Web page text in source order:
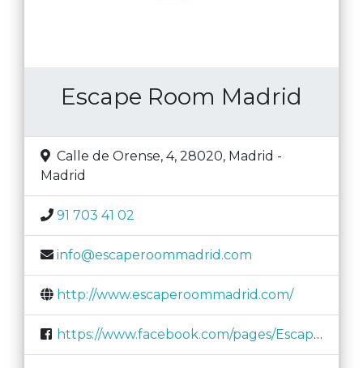
Escape Room Madrid
Calle de Orense, 4, 28020, Madrid -
Madrid
91 703 41 02
info@escaperoommadrid.com
http://www.escaperoommadrid.com/
https://www.facebook.com/pages/Escape-Room-Madrid/1102251323134991?fref=ts&ref=br_tf